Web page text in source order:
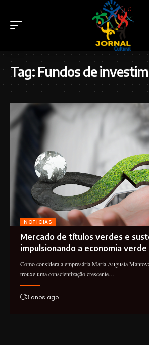
Tag: Fundos de
NOTICIAS
Mercado de títulos verdes e
impulsionando a economia verde
Como considera a empresária Maria Augusta
trouxe uma conscientização crescente…
3 anos ago